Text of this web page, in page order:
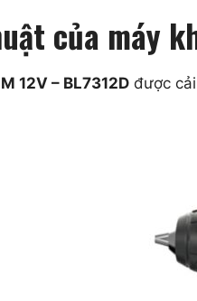
của máy
12V – BL7312D được